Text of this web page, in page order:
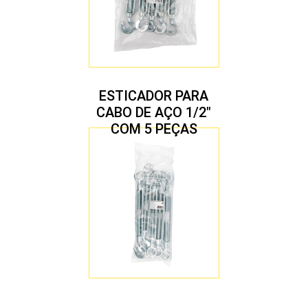
ESTICADOR PARA
CABO DE AÇO 1/2″
COM 5 PEÇAS